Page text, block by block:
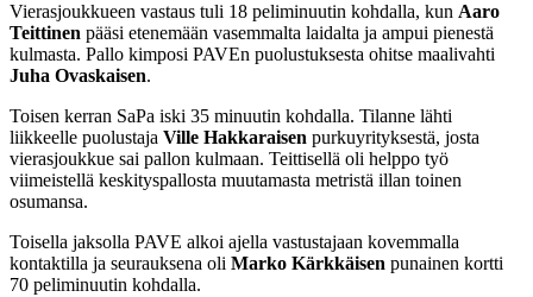
Vierasjoukkueen vastaus tuli 18 peliminuutin kohdalla, kun Aaro
Teittinen pääsi etenemään vasemmalta laidalta ja ampui pienestä
kulmasta. Pallo kimposi PAVEn puolustuksesta ohitse maalivahti
Juha Ovaskaisen.
Toisen kerran SaPa iski 35 minuutin kohdalla. Tilanne lähti
liikkeelle puolustaja Ville Hakkaraisen purkuyrityksestä, josta
vierasjoukkue sai pallon kulmaan. Teittisellä oli helppo työ
viimeistellä keskityspallosta muutamasta metristä illan toinen
osumansa.
Toisella jaksolla PAVE alkoi ajella vastustajaan kovemmalla
kontaktilla ja seurauksena oli Marko Kärkkäisen punainen kortti
70 peliminuutin kohdalla.